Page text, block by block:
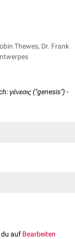
Thewes, Dr. Frank
γένεσις ("genesis") -
du auf Bearbeiten